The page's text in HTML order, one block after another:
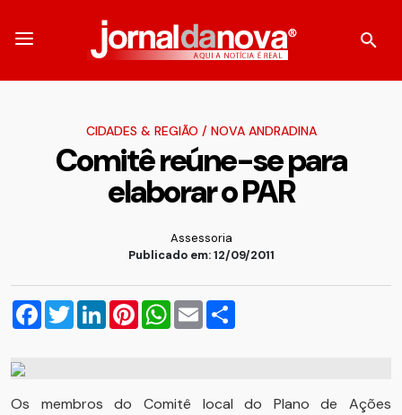
CIDADES & REGIÃO / NOVA ANDRADINA
Comitê reúne-se para
elaborar o PAR
Assessoria
Publicado em: 12/09/2011
Facebook
TwitterLinkedInPinterestWhatsApp
Email
Os membros do Comitê local do Plano de Ações